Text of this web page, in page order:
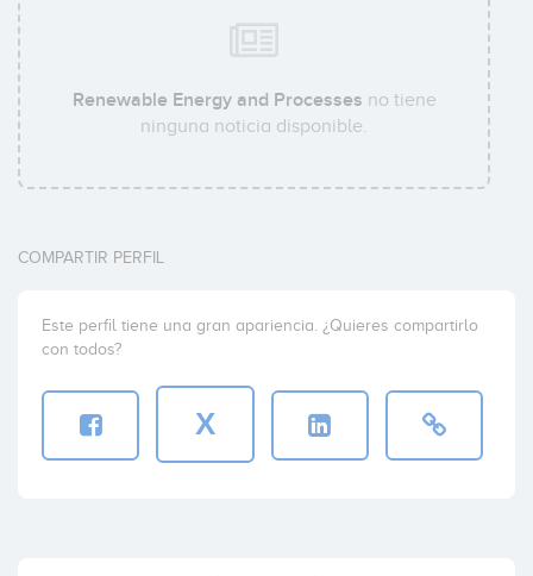
Renewable Energy and Processes no tiene
ninguna noticia disponible.
COMPARTIR PERFIL
Este perfil tiene una gran apariencia. ¿Quieres compartirlo
con todos?
X